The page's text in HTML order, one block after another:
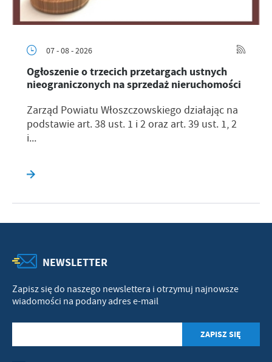
07 - 08 - 2026
Ogłoszenie o trzecich przetargach ustnych
nieograniczonych na sprzedaż nieruchomości
Zarząd Powiatu Włoszczowskiego działając na
podstawie art. 38 ust. 1 i 2 oraz art. 39 ust. 1, 2
i...
NEWSLETTER
Zapisz się do naszego newslettera i otrzymuj najnowsze
wiadomości na podany adres e-mail